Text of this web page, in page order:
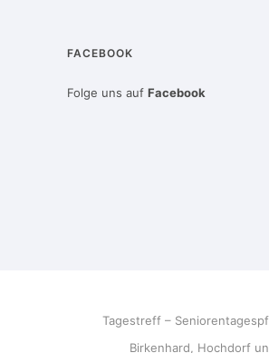
FACEBOOK
Folge uns auf Facebook
Tagestreff –
Birkenhard, Hochdorf